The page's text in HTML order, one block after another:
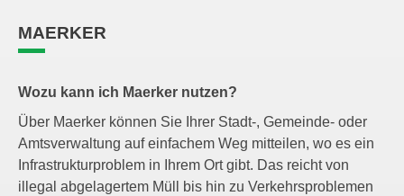
MAERKER
Wozu kann ich Maerker nutzen?
Über Maerker können Sie Ihrer Stadt-, Gemeinde- oder
Amtsverwaltung auf einfachem Weg mitteilen, wo es ein
Infrastrukturproblem in Ihrem Ort gibt. Das reicht von
illegal abgelagertem Müll bis hin zu Verkehrsproblemen